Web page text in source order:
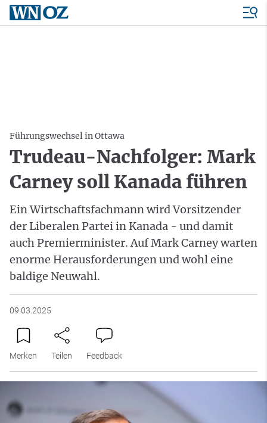
Führungswechsel in Ottawa
Trudeau-Nachfolger: Mark
Carney soll Kanada führen
Ein Wirtschaftsfachmann wird Vorsitzender
der Liberalen Partei in Kanada - und damit
auch Premierminister. Auf Mark Carney warten
enorme Herausforderungen und wohl eine
baldige Neuwahl.
09.03.2025
Merken Teilen Feedback